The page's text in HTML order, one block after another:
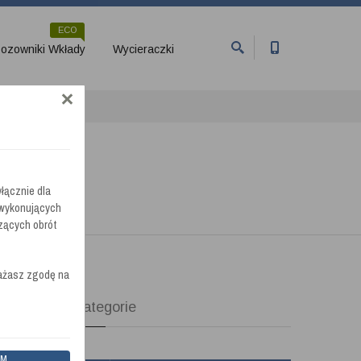
Wkłady
ECO
Wycieraczki
Kategorie
dla
obrót
zgodę na